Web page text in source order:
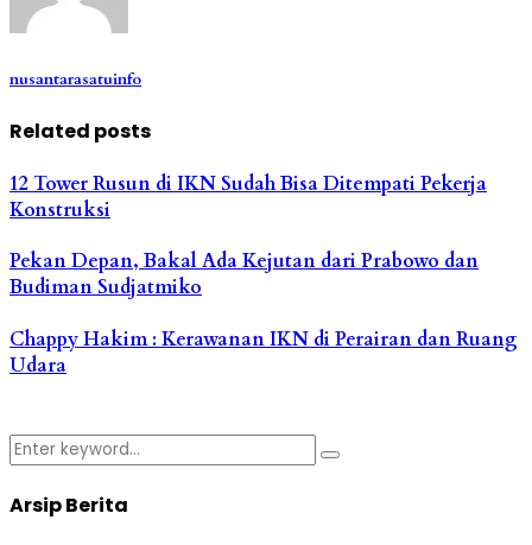
nusantarasatuinfo
Related posts
12 Tower Rusun di IKN Sudah Bisa Ditempati Pekerja
Konstruksi
Pekan Depan, Bakal Ada Kejutan dari Prabowo dan
Budiman Sudjatmiko
Chappy Hakim : Kerawanan IKN di Perairan dan Ruang
Udara
Search
Search
Arsip Berita